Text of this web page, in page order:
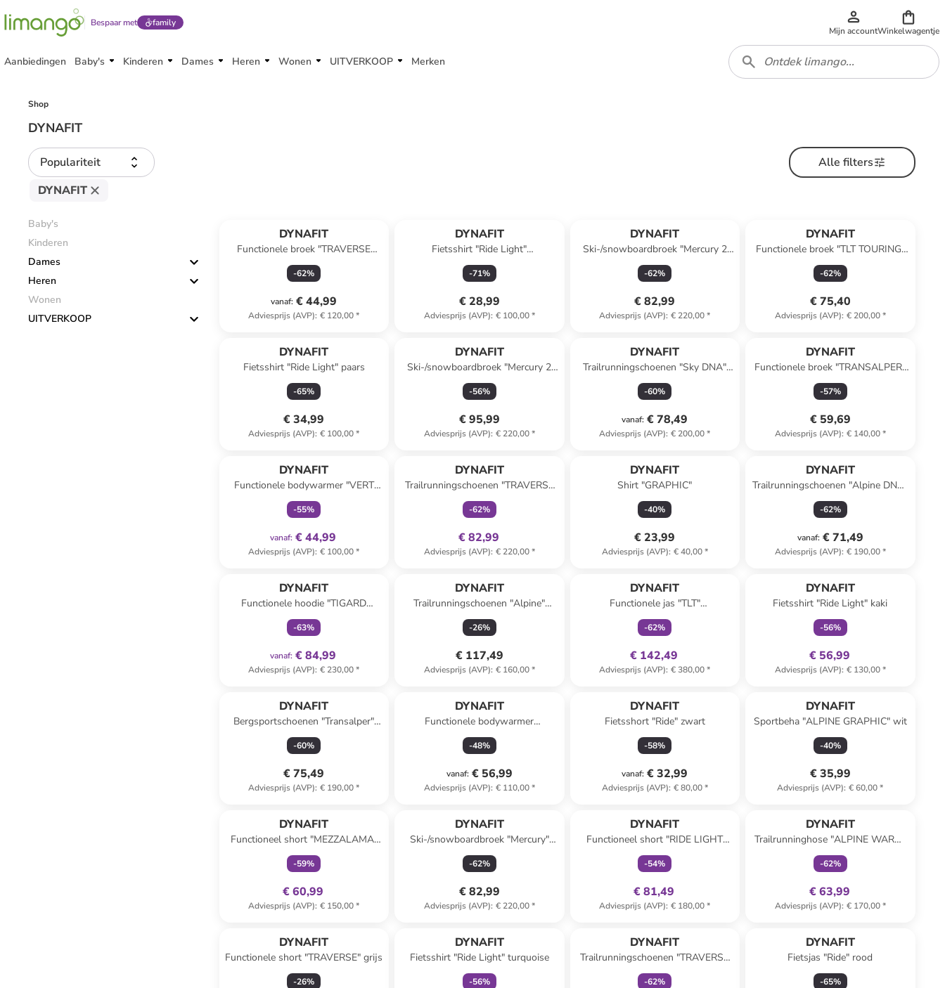
Bespaar met family
Mijn accountWinkelwagentje
Aanbiedingen Baby's Kinderen Dames Heren Wonen UITVERKOOP Merken
Shop
DYNAFIT
Populariteit
Alle filters
DYNAFIT
Baby's
Kinderen
Dames
Heren
Wonen
UITVERKOOP
DYNAFIT
Functionele broek "TRAVERSE
DST" turquoise
-62%
vanaf: € 44,99
Adviesprijs (AVP): € 120,00*
DYNAFIT
Fietsshirt "Ride Light"
kaki/oranje/zwart
-71%
€ 28,99
Adviesprijs (AVP): € 100,00*
DYNAFIT
Ski-/snowboardbroek "Mercury 2
DST" turquoise
-62%
€ 82,99
Adviesprijs (AVP): € 220,00*
DYNAFIT
Functionele broek "TLT TOURING"
zwart
-62%
€ 75,40
Adviesprijs (AVP): € 200,00*
DYNAFIT
Fietsshirt "Ride Light" paars
-65%
€ 34,99
Adviesprijs (AVP): € 100,00*
DYNAFIT
Ski-/snowboardbroek "Mercury 2
DST" groen
-56%
€ 95,99
Adviesprijs (AVP): € 220,00*
DYNAFIT
Trailrunningschoenen "Sky DNA"
wit/zwart
-60%
vanaf: € 78,49
Adviesprijs (AVP): € 200,00*
DYNAFIT
Functionele broek "TRANSALPER"
taupe
-57%
€ 59,69
Adviesprijs (AVP): € 140,00*
DYNAFIT
Functionele bodywarmer "VERT
WIND" zwart
-55%
vanaf: € 44,99
Adviesprijs (AVP): € 100,00*
DYNAFIT
Trailrunningschoenen "TRAVERSE
MID GTX" turquoise/zwart
-62%
€ 82,99
Adviesprijs (AVP): € 220,00*
DYNAFIT
Shirt "GRAPHIC"
-40%
€ 23,99
Adviesprijs (AVP): € 40,00*
DYNAFIT
Trailrunningschoenen "Alpine DNA"
zwart/grijs
-62%
vanaf: € 71,49
Adviesprijs (AVP): € 190,00*
DYNAFIT
Functionele hoodie "TIGARD
ALPHA" rood/groen
-63%
vanaf: € 84,99
Adviesprijs (AVP): € 230,00*
DYNAFIT
Trailrunningschoenen "Alpine"
roze/blauw
-26%
€ 117,49
Adviesprijs (AVP): € 160,00*
DYNAFIT
Functionele jas "TLT"
turquoise/donkerblauw
-62%
€ 142,49
Adviesprijs (AVP): € 380,00*
DYNAFIT
Fietsshirt "Ride Light" kaki
-56%
€ 56,99
Adviesprijs (AVP): € 130,00*
DYNAFIT
Bergsportschoenen "Transalper"
roze/blauw
-60%
€ 75,49
Adviesprijs (AVP): € 190,00*
DYNAFIT
Functionele bodywarmer
"TRAVERSE" koraalrood
-48%
vanaf: € 56,99
Adviesprijs (AVP): € 110,00*
DYNAFIT
Fietsshort "Ride" zwart
-58%
vanaf: € 32,99
Adviesprijs (AVP): € 80,00*
DYNAFIT
Sportbeha "ALPINE GRAPHIC" wit
-40%
€ 35,99
Adviesprijs (AVP): € 60,00*
DYNAFIT
Functioneel short "MEZZALAMA"
zwart
-59%
€ 60,99
Adviesprijs (AVP): € 150,00*
DYNAFIT
Ski-/snowboardbroek "Mercury"
bordeaux
-62%
€ 82,99
Adviesprijs (AVP): € 220,00*
DYNAFIT
Functioneel short "RIDE LIGHT
2IN1" donkerblauw
-54%
€ 81,49
Adviesprijs (AVP): € 180,00*
DYNAFIT
Trailrunninghose "ALPINE WARM"
donkerblauw
-62%
€ 63,99
Adviesprijs (AVP): € 170,00*
DYNAFIT
Functionele short "TRAVERSE" grijs
-26%
DYNAFIT
Fietsshirt "Ride Light" turquoise
-56%
DYNAFIT
Trailrunningschoenen "TRAVERSE
GTX" turquoise
-62%
DYNAFIT
Fietsjas "Ride" rood
-65%